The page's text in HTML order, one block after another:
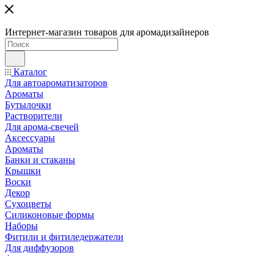
Интернет-магазин товаров для аромадизайнеров
Каталог
Для автоароматизаторов
Ароматы
Бутылочки
Растворители
Для арома-свечей
Аксессуары
Ароматы
Банки и стаканы
Крышки
Воски
Декор
Сухоцветы
Силиконовые формы
Наборы
Фитили и фитиледержатели
Для диффузоров